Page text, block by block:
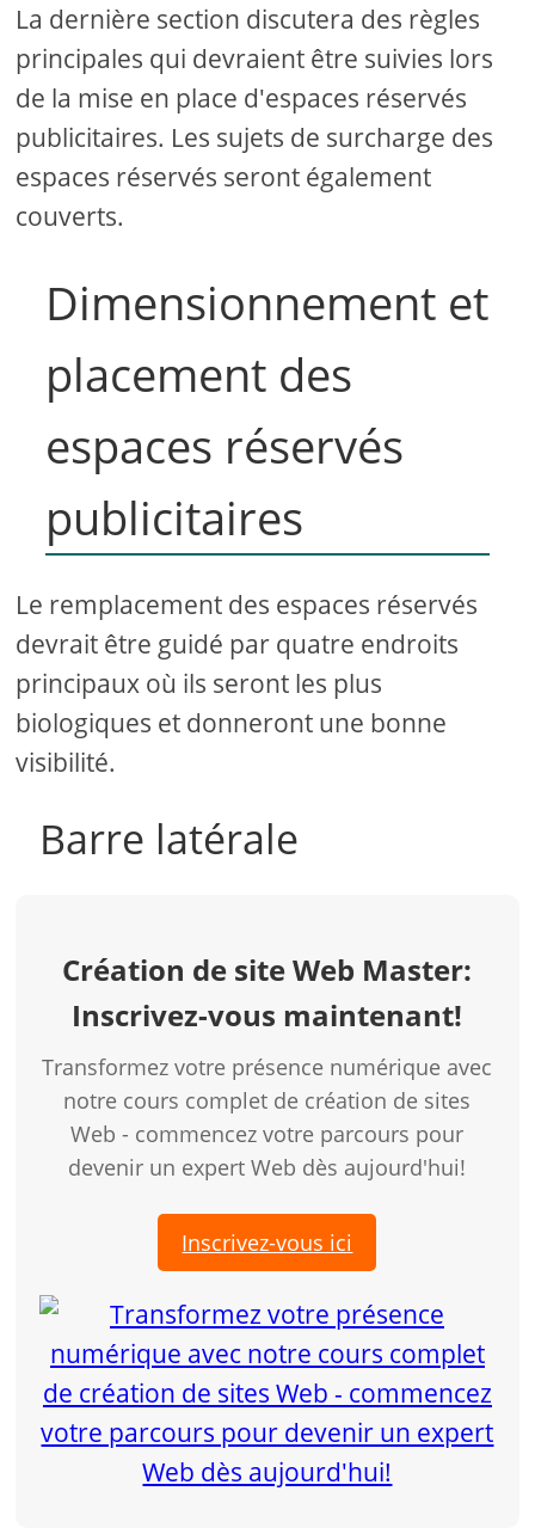
La dernière section discutera des règles
principales qui devraient être suivies lors
de la mise en place d'espaces réservés
publicitaires. Les sujets de surcharge des
espaces réservés seront également
couverts.
Dimensionnement et
placement des
espaces réservés
publicitaires
Le remplacement des espaces réservés
devrait être guidé par quatre endroits
principaux où ils seront les plus
biologiques et donneront une bonne
visibilité.
Barre latérale
Création de site Web Master:
Inscrivez-vous maintenant!
Transformez votre présence numérique avec
notre cours complet de création de sites
Web - commencez votre parcours pour
devenir un expert Web dès aujourd'hui!
Inscrivez-vous ici